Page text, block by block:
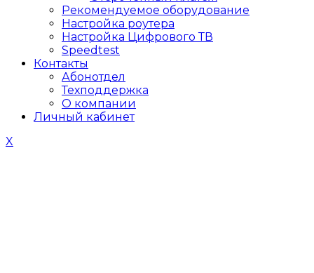
Рекомендуемое оборудование
Настройка роутера
Настройка Цифрового ТВ
Speedtest
Контакты
Абонотдел
Техподдержка
О компании
Личный кабинет
X